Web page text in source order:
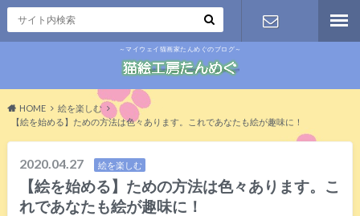
～マイウェイ猫画家たんめぐのブログ～
HOME
絵を楽しむ
【絵を始める】ための方法は色々あります。これであなたも絵が趣味に！
2020.04.27 絵を楽しむ
【絵を始める】ための方法は色々あります。こ
れであなたも絵が趣味に！